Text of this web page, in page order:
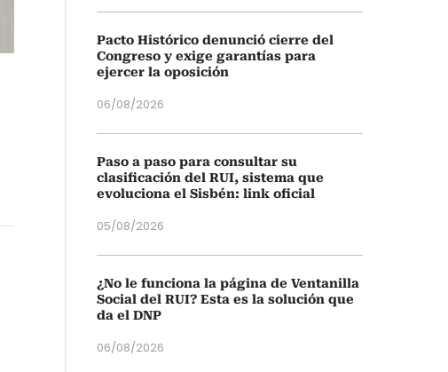
Pacto Histórico denunció cierre del
Congreso y exige garantías para
ejercer la oposición
06/08/2026
Paso a paso para consultar su
clasificación del RUI, sistema que
evoluciona el Sisbén: link oficial
05/08/2026
¿No le funciona la página de Ventanilla
Social del RUI? Esta es la solución que
da el DNP
06/08/2026